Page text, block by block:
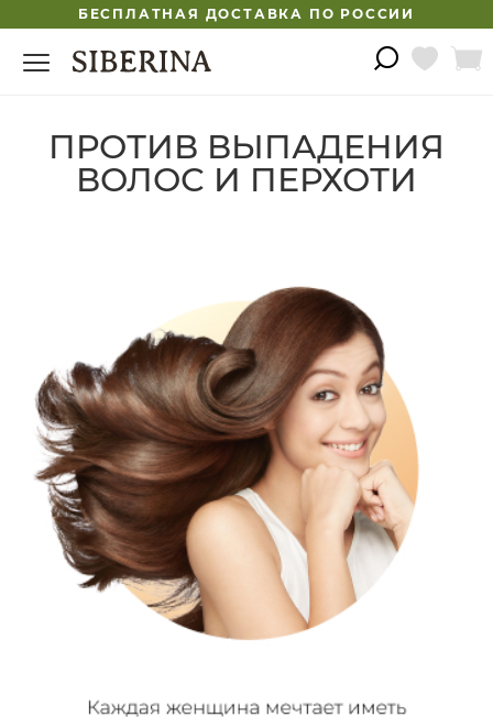
БЕСПЛАТНАЯ ДОСТАВКА ПО РОССИИ
ПРОТИВ ВЫПАДЕНИЯ
ВОЛОС И ПЕРХОТИ